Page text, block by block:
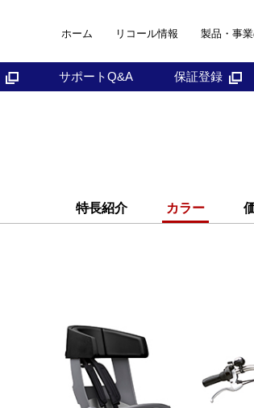
ホーム リコール情報 製品・事
サポートQ&A 保証登録
特長紹介 カラー